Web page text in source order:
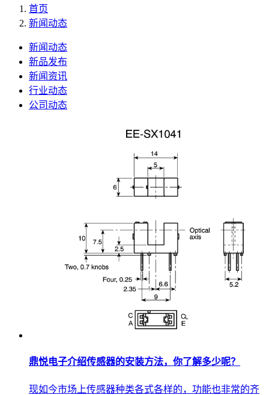
首页
新闻动态
新闻动态
新品发布
新闻资讯
行业动态
公司动态
鼎悦电子介绍传感器的安装方法，你了解多少呢？
现如今市场上传感器种类各式各样的，功能也非常的齐